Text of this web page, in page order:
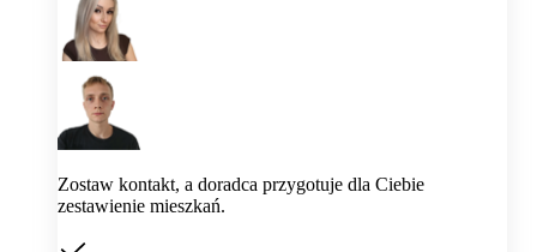
Zostaw kontakt, a doradca przygotuje dla Ciebie
zestawienie mieszkań.